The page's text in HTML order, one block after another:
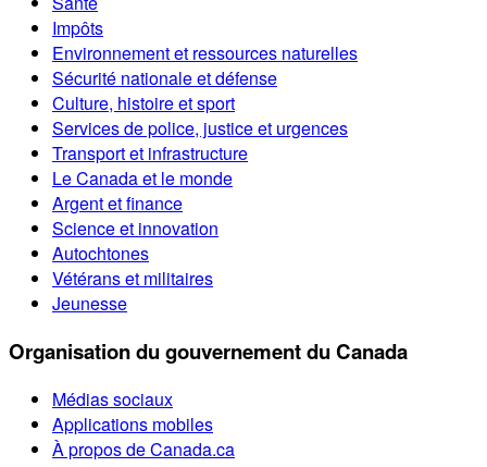
Impôts
Environnement et ressources naturelles
Sécurité nationale et défense
Culture, histoire et sport
Services de police, justice et urgences
Transport et infrastructure
Le Canada et le monde
Argent et finance
Science et innovation
Autochtones
Vétérans et militaires
Jeunesse
Organisation du gouvernement du Canada
Médias sociaux
Applications mobiles
À propos de Canada.ca